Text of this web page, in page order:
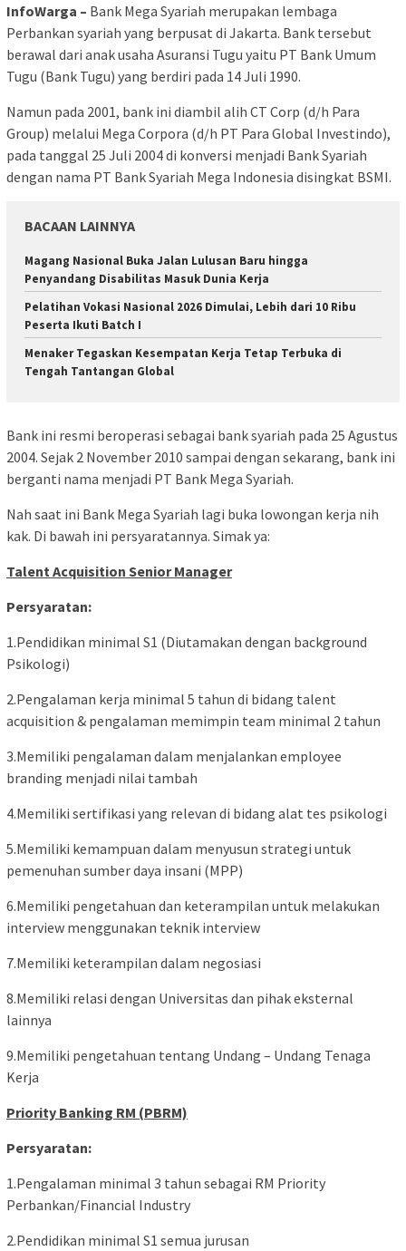
InfoWarga – Bank Mega Syariah merupakan lembaga
Perbankan syariah yang berpusat di Jakarta. Bank tersebut
berawal dari anak usaha Asuransi Tugu yaitu PT Bank Umum
Tugu (Bank Tugu) yang berdiri pada 14 Juli 1990.
Namun pada 2001, bank ini diambil alih CT Corp (d/h Para
Group) melalui Mega Corpora (d/h PT Para Global Investindo),
pada tanggal 25 Juli 2004 di konversi menjadi Bank Syariah
dengan nama PT Bank Syariah Mega Indonesia disingkat BSMI.
BACAAN LAINNYA
Magang Nasional Buka Jalan Lulusan Baru hingga
Penyandang Disabilitas Masuk Dunia Kerja
Pelatihan Vokasi Nasional 2026 Dimulai, Lebih dari 10 Ribu
Peserta Ikuti Batch I
Menaker Tegaskan Kesempatan Kerja Tetap Terbuka di
Tengah Tantangan Global
Bank ini resmi beroperasi sebagai bank syariah pada 25 Agustus
2004. Sejak 2 November 2010 sampai dengan sekarang, bank ini
berganti nama menjadi PT Bank Mega Syariah.
Nah saat ini Bank Mega Syariah lagi buka lowongan kerja nih
kak. Di bawah ini persyaratannya. Simak ya:
Talent Acquisition Senior Manager
Persyaratan:
1.Pendidikan minimal S1 (Diutamakan dengan background
Psikologi)
2.Pengalaman kerja minimal 5 tahun di bidang talent
acquisition & pengalaman memimpin team minimal 2 tahun
3.Memiliki pengalaman dalam menjalankan employee
branding menjadi nilai tambah
4.Memiliki sertifikasi yang relevan di bidang alat tes psikologi
5.Memiliki kemampuan dalam menyusun strategi untuk
pemenuhan sumber daya insani (MPP)
6.Memiliki pengetahuan dan keterampilan untuk melakukan
interview menggunakan teknik interview
7.Memiliki keterampilan dalam negosiasi
8.Memiliki relasi dengan Universitas dan pihak eksternal
lainnya
9.Memiliki pengetahuan tentang Undang – Undang Tenaga
Kerja
Priority Banking RM (PBRM)
Persyaratan:
1.Pengalaman minimal 3 tahun sebagai RM Priority
Perbankan/Financial Industry
2.Pendidikan minimal S1 semua jurusan